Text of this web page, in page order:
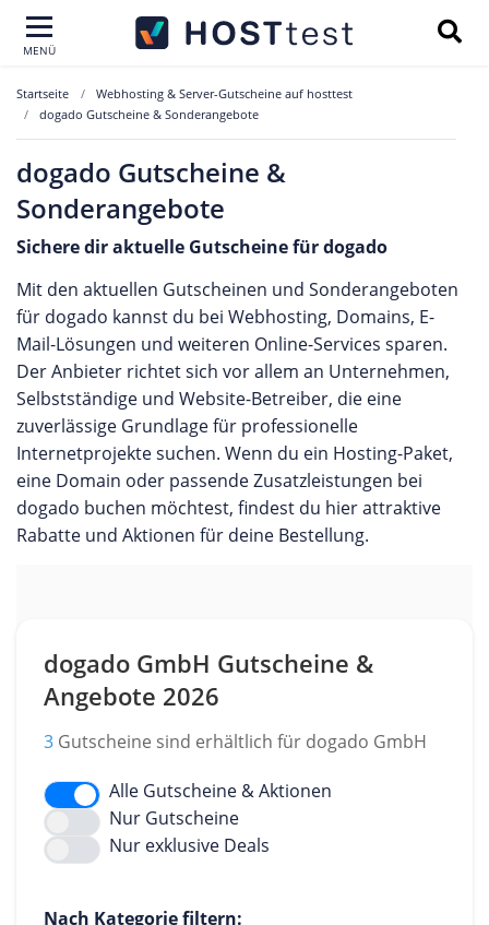
MENÜ
Startseite
Webhosting & Server-Gutscheine auf hosttest
dogado Gutscheine & Sonderangebote
dogado Gutscheine &
Sonderangebote
Sichere dir aktuelle Gutscheine für dogado
Mit den aktuellen Gutscheinen und Sonderangeboten
für dogado kannst du bei Webhosting, Domains, E-
Mail-Lösungen und weiteren Online-Services sparen.
Der Anbieter richtet sich vor allem an Unternehmen,
Selbstständige und Website-Betreiber, die eine
zuverlässige Grundlage für professionelle
Internetprojekte suchen. Wenn du ein Hosting-Paket,
eine Domain oder passende Zusatzleistungen bei
dogado buchen möchtest, findest du hier attraktive
Rabatte und Aktionen für deine Bestellung.
dogado GmbH Gutscheine &
Angebote 2026
3 Gutscheine sind erhältlich für dogado GmbH
Alle Gutscheine & Aktionen
Nur Gutscheine
Nur exklusive Deals
Nach Kategorie filtern: